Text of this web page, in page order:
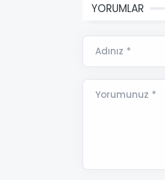
YORUMLAR
Adınız *
Yorumunuz *